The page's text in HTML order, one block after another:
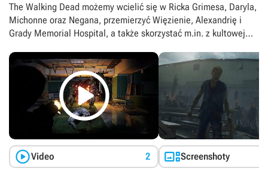
The Walking Dead możemy wcielić się w Ricka Grimesa, Daryla,
Michonne oraz Negana, przemierzyć Więzienie, Alexandrię i
Grady Memorial Hospital, a także skorzystać m.in. z kultowej

Video 2 Screenshoty